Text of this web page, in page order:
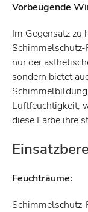
Vorbeugende
Im Gegensatz zu
nur der
sondern bietet
Luftfeuchtigkeit,
diese Farbe ihre
Feuchträume: